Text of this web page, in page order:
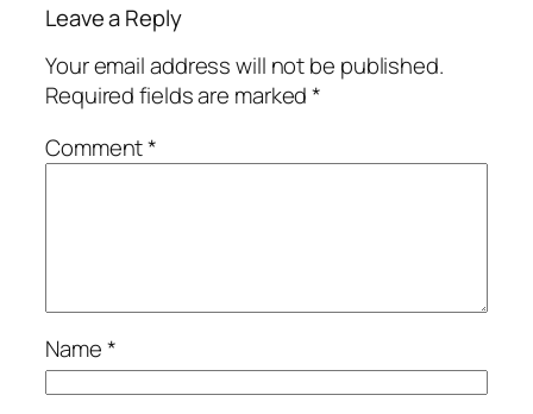
Leave a Reply
Your email address will not be published.
Required fields are marked*
Comment*
Name*